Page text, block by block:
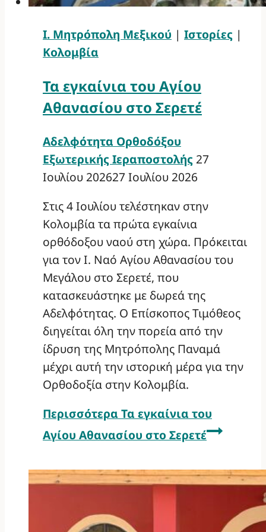
Ι. Μητρόπολη Μεξικού | Ιστορίες |
Κολομβία
Τα εγκαίνια του Αγίου
Αθανασίου στο Σερετέ
Αδελφότητα Ορθοδόξου
Εξωτερικής Ιεραποστολής 27
Ιουλίου 202627 Ιουλίου 2026
Στις 4 Ιουλίου τελέστηκαν στην
Κολομβία τα πρώτα εγκαίνια
ορθόδοξου ναού στη χώρα. Πρόκειται
για τον Ι. Ναό Αγίου Αθανασίου του
Μεγάλου στο Σερετέ, που
κατασκευάστηκε με δωρεά της
Αδελφότητας. Ο Επίσκοπος Τιμόθεος
διηγείται όλη την πορεία από την
ίδρυση της Μητρόπολης Παναμά
μέχρι αυτή την ιστορική μέρα για την
Ορθοδοξία στην Κολομβία.
Περισσότερα Τα εγκαίνια του
Αγίου Αθανασίου στο Σερετέ